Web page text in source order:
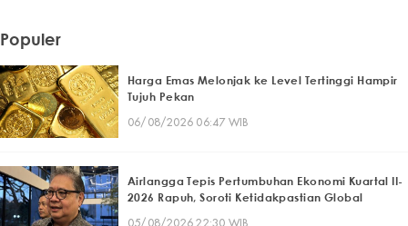
Populer
Harga Emas Melonjak ke Level Tertinggi Hampir
Tujuh Pekan
06/08/2026 06:47 WIB
Airlangga Tepis Pertumbuhan Ekonomi Kuartal II-
2026 Rapuh, Soroti Ketidakpastian Global
05/08/2026 22:30 WIB